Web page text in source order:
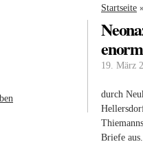
Sie
Startseite
19. März
durch
Briefe